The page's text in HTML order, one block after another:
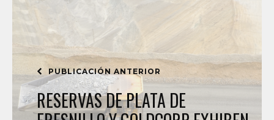
PUBLICACIÓN ANTERIOR
RESERVAS DE PLATA DE